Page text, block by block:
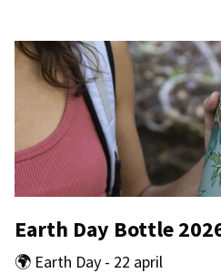
Earth Day Bottle
🌍 Earth Day - 22 april